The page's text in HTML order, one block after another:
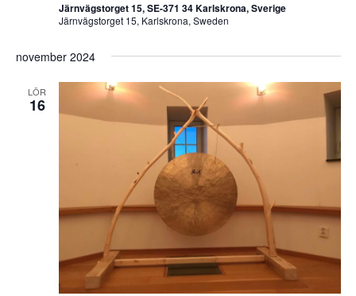
Järnvägstorget 15, SE-371 34 Karlskrona, Sverige
Järnvägstorget 15, Karlskrona, Sweden
november 2024
LÖR
16